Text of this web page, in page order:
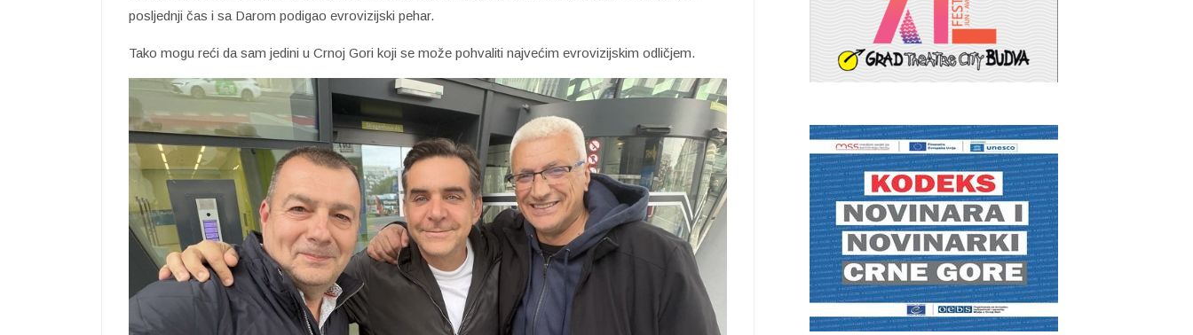
posljednji čas i sa Darom podigao evrovizijski pehar.
Tako mogu reći da sam jedini u Crnoj Gori koji se može pohvaliti najvećim evrovizijskim odličjem.